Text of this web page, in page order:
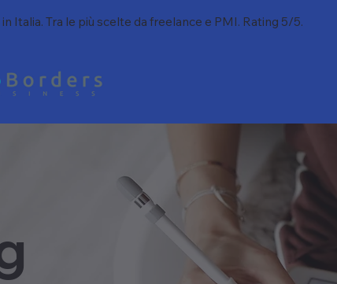
Italia. Tra le più scelte da freelance e PMI. Rating 5/5.